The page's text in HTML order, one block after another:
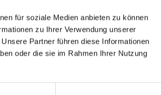
für soziale Medien anbieten zu können
zu Ihrer Verwendung unserer
Partner führen diese Informationen
oder die sie im Rahmen Ihrer Nutzung